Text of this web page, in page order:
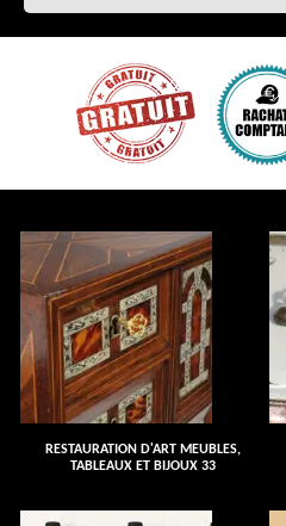
RESTAURATION D'ART MEUBLES,
TABLEAUX ET BIJOUX 33